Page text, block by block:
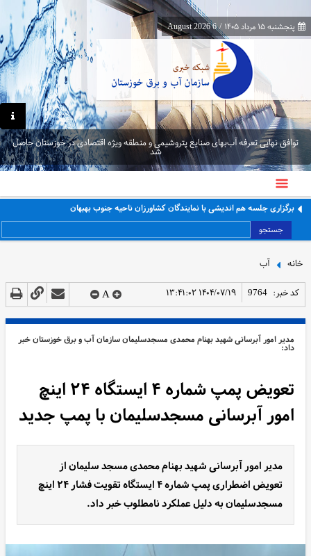
پنجشنبه ۱۵ مرداد ۱۴۰۵ /
6 August 2026
توافق نهایی تعرفه آب‌بهای صنایع پتروشیمی و منطقه ویژه اقتصادی در خوزستان حاصل
شد
برگزاری جلسه هم اندیشی با نمایندگان کشاورزان ناحیه جنوب بهبهان
جستجو
خانه آب
کد خبر: 9764 ۱۴۰۴/۰۷/۱۹ ۱۳:۴۱:۰۲ A
مدیر امور آبرسانی شهید بهنام محمدی مسجدسلیمان سازمان آب و برق خوزستان خبر
داد:
تعویض پمپ شماره ۴ ایستگاه ۲۴ اینچ
امور آبرسانی مسجدسلیمان با پمپ جدید
مدیر امور آبرسانی شهید بهنام محمدی مسجد سلیمان از
تعویض اضطراری پمپ شماره ۴ ایستگاه تقویت فشار ۲۴ اینچ
مسجدسلیمان به دلیل عملکرد نامطلوب خبر داد.